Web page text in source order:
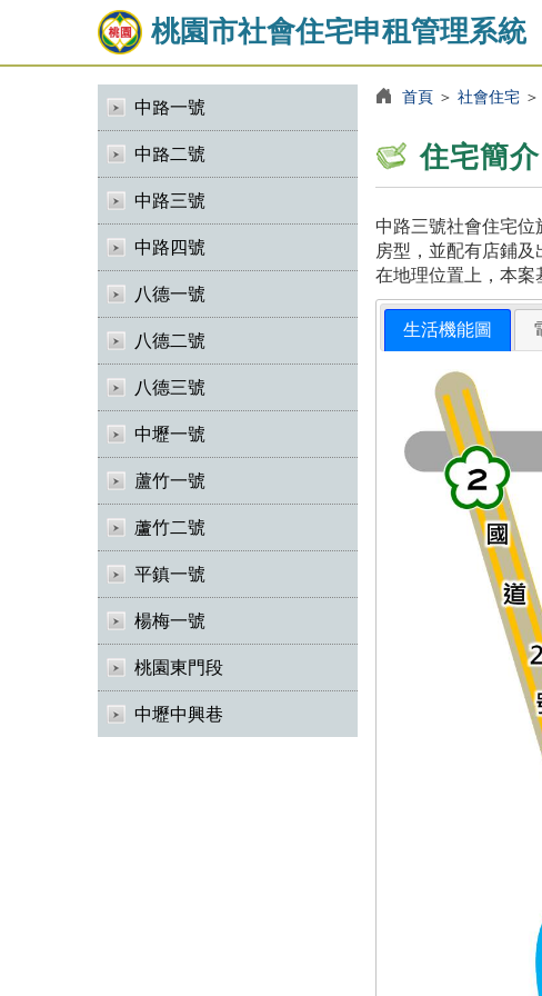
桃園市社會住宅申租管理系統
中路一號
中路二號
中路三號
中路四號
八德一號
八德二號
八德三號
中壢一號
蘆竹一號
蘆竹二號
平鎮一號
楊梅一號
桃園東門段
中壢中興巷
首頁＞ 社會住宅＞
住宅簡介
中路三號社會住宅
房型，並配有店鋪及
在地理位置上，本案
生活機能圖